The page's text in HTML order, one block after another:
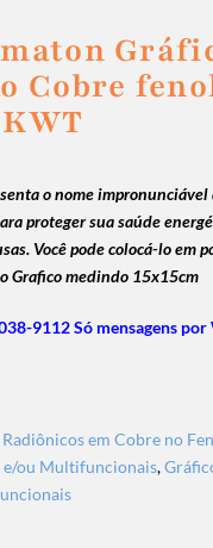
Cobre
o nome impronunciável
proteger sua saúde
Você pode colocá-lo em
Grafico medindo 15x15cm
9112 Só mensagens
em Cobre no
e/ou Multifuncionais,